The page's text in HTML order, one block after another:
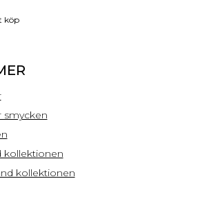
köp
smycken
kollektionen
kollektionen